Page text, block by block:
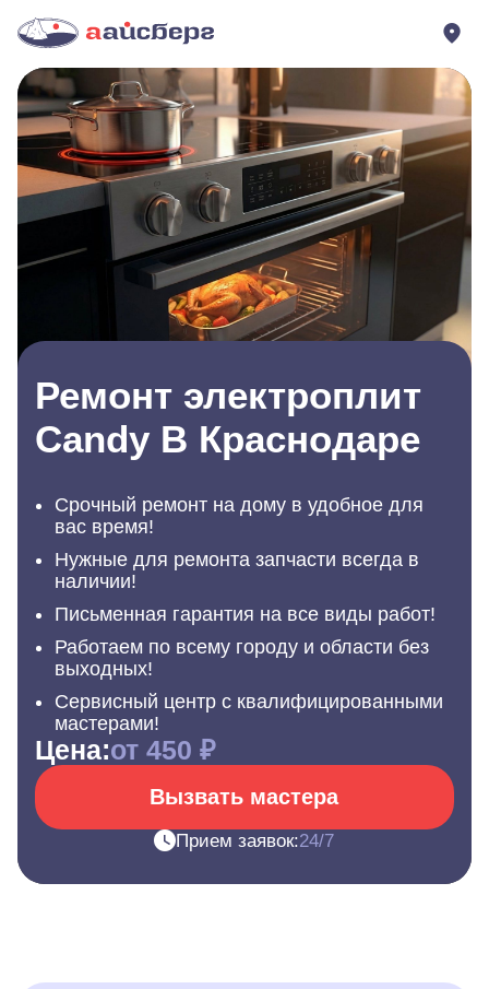
Ремонт электроплит
Candy В Краснодаре
Срочный ремонт на дому в удобное для
вас время!
Нужные для ремонта запчасти всегда в
наличии!
Письменная гарантия на все виды работ!
Работаем по всему городу и области без
выходных!
Сервисный центр с квалифицированными
мастерами!
Цена:от 450 ₽
Вызвать мастера
Прием заявок:24/7